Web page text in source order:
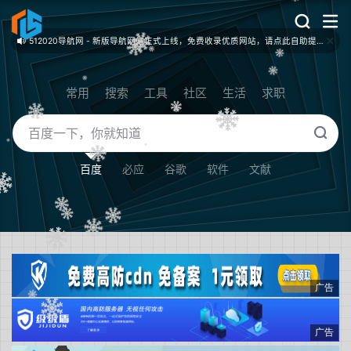
512020导航网 - 新版导航网站正式上线，免费收录优质网站，请点此自助提交！
常用 搜索 工具 社区 生活 求职
百度 必应 谷歌 软件 文献